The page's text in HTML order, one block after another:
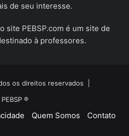
de seu interesse.
site PEBSP.com é um site de
à professores.
os direitos reservados |
PEBSP ®
Quem Somos Contato